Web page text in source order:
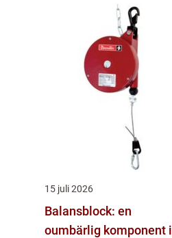
15 juli 2026
Balansblock: en
oumbärlig komponent i